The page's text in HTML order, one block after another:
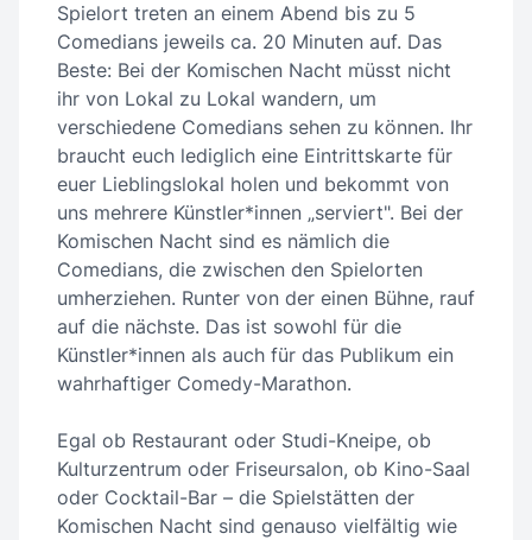
Spielort treten an einem Abend bis zu 5
Comedians jeweils ca. 20 Minuten auf. Das
Beste: Bei der Komischen Nacht müsst nicht
ihr von Lokal zu Lokal wandern, um
verschiedene Comedians sehen zu können. Ihr
braucht euch lediglich eine Eintrittskarte für
euer Lieblingslokal holen und bekommt von
uns mehrere Künstler*innen „serviert". Bei der
Komischen Nacht sind es nämlich die
Comedians, die zwischen den Spielorten
umherziehen. Runter von der einen Bühne, rauf
auf die nächste. Das ist sowohl für die
Künstler*innen als auch für das Publikum ein
wahrhaftiger Comedy-Marathon.
Egal ob Restaurant oder Studi-Kneipe, ob
Kulturzentrum oder Friseursalon, ob Kino-Saal
oder Cocktail-Bar – die Spielstätten der
Komischen Nacht sind genauso vielfältig wie